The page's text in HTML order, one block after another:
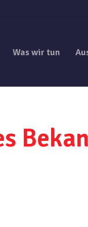
Was wir tun